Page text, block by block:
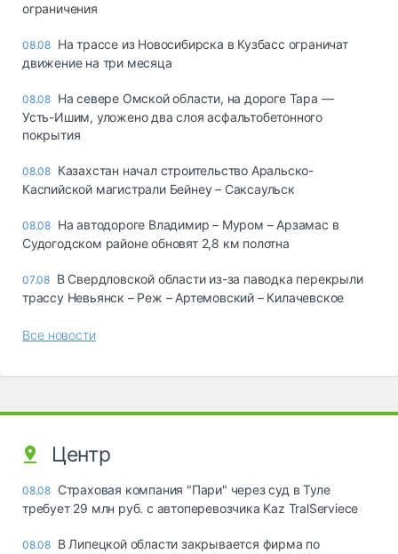
ограничения
08.08 На трассе из Новосибирска в Кузбасс ограничат
движение на три месяца
08.08 На севере Омской области, на дороге Тара —
Усть-Ишим, уложено два слоя асфальтобетонного
покрытия
08.08 Казахстан начал строительство Аральско-
Каспийской магистрали Бейнеу – Саксаульск
08.08 На автодороге Владимир – Муром – Арзамас в
Судогодском районе обновят 2,8 км полотна
07.08 В Свердловской области из-за паводка перекрыли
трассу Невьянск – Реж – Артемовский – Килачевское
Все новости
Центр
08.08 Страховая компания "Пари" через суд в Туле
требует 29 млн руб. с автоперевозчика Kaz TralServiece
08.08 В Липецкой области закрывается фирма по